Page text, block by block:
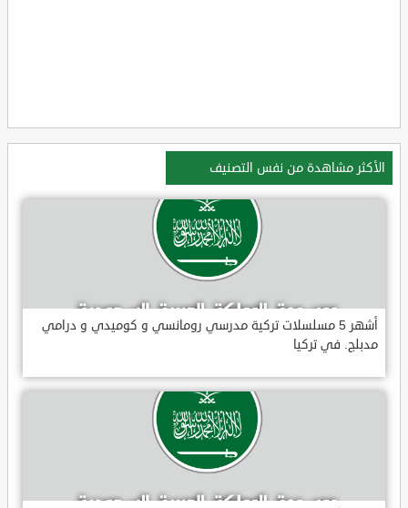
الأكثر مشاهدة من نفس التصنيف
أشهر 5 مسلسلات تركية مدرسي رومانسي و كوميدي و درامي
مدبلج. في تركيا